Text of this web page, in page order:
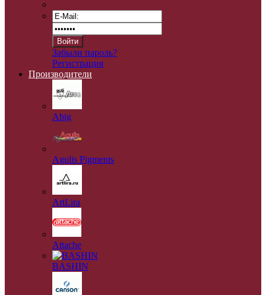
Забыли пароль?
Регистрация
Производители
Abig
Agulis Pigments
ArtLira
Attache
BASHIN